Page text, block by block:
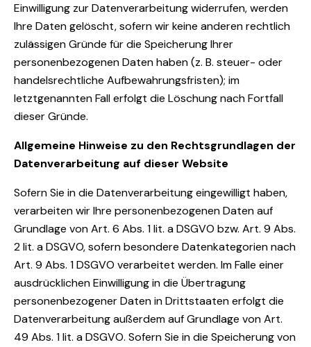
Einwilligung zur Datenverarbeitung widerrufen, werden
Ihre Daten gelöscht, sofern wir keine anderen rechtlich
zulässigen Gründe für die Speicherung Ihrer
personenbezogenen Daten haben (z. B. steuer- oder
handelsrechtliche Aufbewahrungsfristen); im
letztgenannten Fall erfolgt die Löschung nach Fortfall
dieser Gründe.
Allgemeine Hinweise zu den Rechtsgrundlagen der
Datenverarbeitung auf dieser Website
Sofern Sie in die Datenverarbeitung eingewilligt haben,
verarbeiten wir Ihre personenbezogenen Daten auf
Grundlage von Art. 6 Abs. 1 lit. a DSGVO bzw. Art. 9 Abs.
2 lit. a DSGVO, sofern besondere Datenkategorien nach
Art. 9 Abs. 1 DSGVO verarbeitet werden. Im Falle einer
ausdrücklichen Einwilligung in die Übertragung
personenbezogener Daten in Drittstaaten erfolgt die
Datenverarbeitung außerdem auf Grundlage von Art.
49 Abs. 1 lit. a DSGVO. Sofern Sie in die Speicherung von